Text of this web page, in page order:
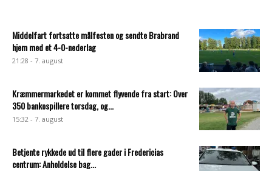
Middelfart fortsatte målfesten og sendte Brabrand
hjem med et 4-0-nederlag
21:28 - 7. august
Kræmmermarkedet er kommet flyvende fra start: Over
350 bankospillere torsdag, og...
15:32 - 7. august
Betjente rykkede ud til flere gader i Fredericias
centrum: Anholdelse bag...